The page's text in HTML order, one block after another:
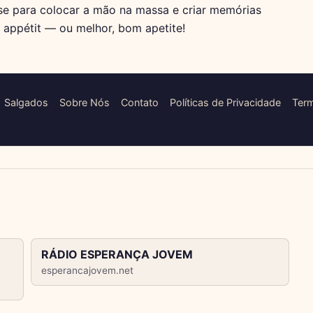
para colocar a mão na massa e criar memórias
appétit — ou melhor, bom apetite!
Salgados Sobre Nós Contato Políticas de Privacidade
RÁDIO ESPERANÇA JOVEM
esperancajovem.net